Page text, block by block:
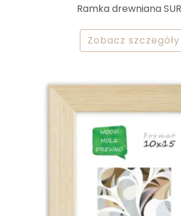
Ramka drewniana
Zobacz szczegóły